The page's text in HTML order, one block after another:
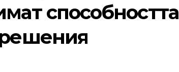
способността